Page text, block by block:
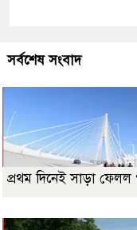
সর্বশেষ সংবাদ
প্রথম দিনেই সাড়া ফেলল